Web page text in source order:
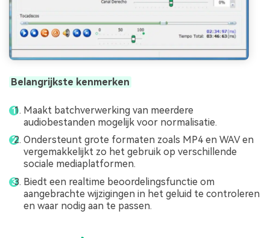
Belangrijkste kenmerken
Maakt batchverwerking van meerdere
audiobestanden mogelijk voor normalisatie.
Ondersteunt grote formaten zoals MP4 en WAV en
vergemakkelijkt zo het gebruik op verschillende
sociale mediaplatformen.
Biedt een realtime beoordelingsfunctie om
aangebrachte wijzigingen in het geluid te controleren
en waar nodig aan te passen.